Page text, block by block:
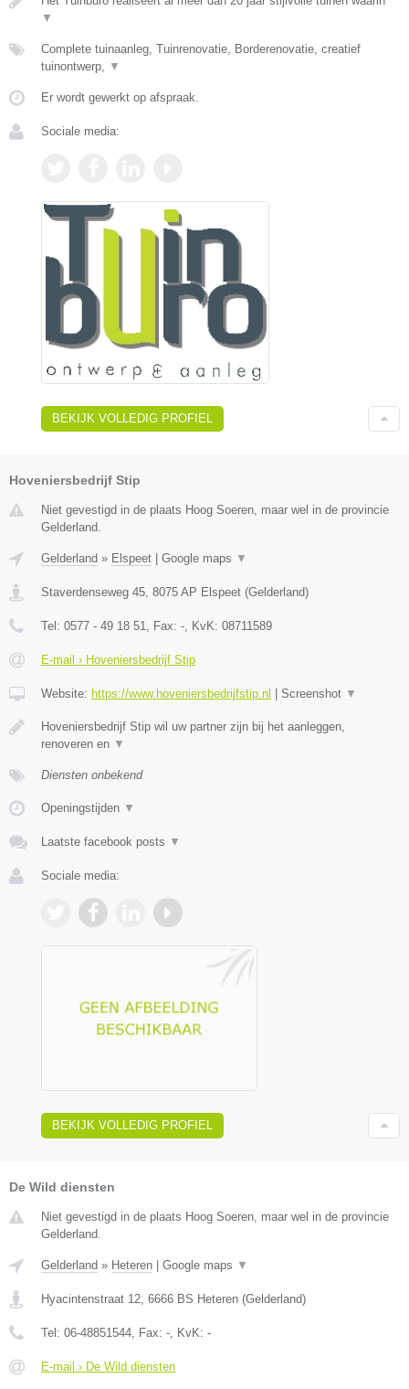
▼
Complete tuinaanleg, Tuinrenovatie, Borderenovatie, creatief
tuinontwerp,
▼
Er wordt gewerkt op afspraak.
Sociale media:
BEKIJK VOLLEDIG PROFIEL
Hoveniersbedrijf Stip
Niet gevestigd in de plaats Hoog Soeren, maar wel in de provincie
Gelderland.
Gelderland » Elspeet Google maps ▼
Staverdenseweg 45, 8075 AP Elspeet (Gelderland)
Tel: 0577 - 49 18 51, Fax: -, KvK: 08711589
E-mail › Hoveniersbedrijf Stip
Website: https://www.hoveniersbedrijfstip.nl Screenshot ▼
Hoveniersbedrijf Stip wil uw partner zijn bij het aanleggen,
renoveren en ▼
Diensten onbekend
Openingstijden ▼
Laatste facebook posts ▼
Sociale media:
BEKIJK VOLLEDIG PROFIEL
De Wild diensten
Niet gevestigd in de plaats Hoog Soeren, maar wel in de provincie
Gelderland.
Gelderland » Heteren Google maps ▼
Hyacintenstraat 12 6666 BS Heteren (Gelderland)
Tel: 06-48851544 , Fax: - , KvK: -
E-mail › De Wild diensten